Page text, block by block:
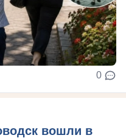
0
вошли в